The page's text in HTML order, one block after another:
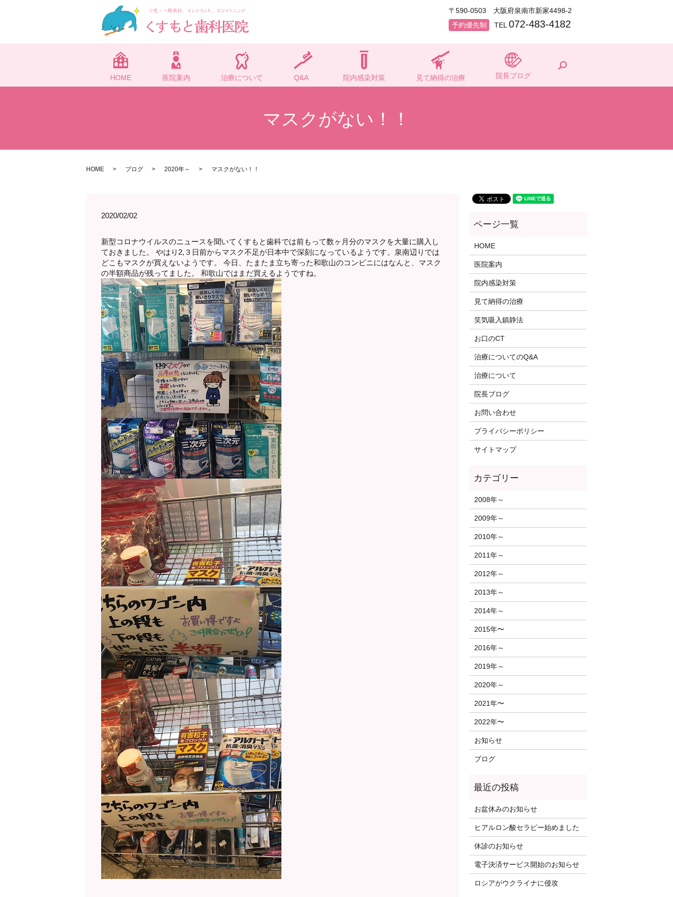
〒590-0503 大阪府泉南市新家4498-2
予約優先制
TEL072-483-4182
HOME 医院案内 治療について Q&A 院内感染対策 見て納得の治療 院長ブログ
マスクがない！！
HOME ブログ 2020年～ マスクがない！！
2020/02/02
新型コロナウイルスのニュースを聞いてくすもと歯科では前もって数ヶ月分のマスクを大量に購入し
ておきました。 やはり2,３日前からマスク不足が日本中で深刻になっているようです。泉南辺りでは
どこもマスクが買えないようです。 今日、たまたま立ち寄った和歌山のコンビニにはなんと、マスク
の半額商品が残ってました。 和歌山ではまだ買えるようですね。
HOME
医院案内
院内感染対策
見て納得の治療
笑気吸入鎮静法
お口のCT
治療についてのQ&A
治療について
院長ブログ
お問い合わせ
プライバシーポリシー
サイトマップ
2008年～
2009年～
2010年～
2011年～
2012年～
2013年～
2014年～
2015年〜
2016年～
2019年～
2020年～
2021年〜
2022年〜
お知らせ
ブログ
お盆休みのお知らせ
ヒアルロン酸セラピー始めました
休診のお知らせ
電子決済サービス開始のお知らせ
ロシアがウクライナに侵攻